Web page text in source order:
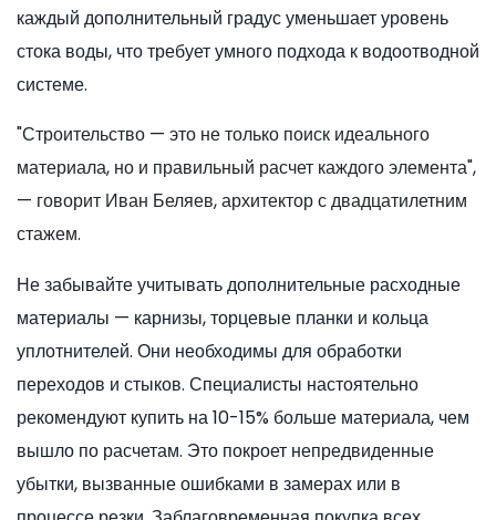
каждый дополнительный градус уменьшает уровень
стока воды, что требует умного подхода к водоотводной
системе.
"Строительство — это не только поиск идеального
материала, но и правильный расчет каждого элемента",
— говорит Иван Беляев, архитектор с двадцатилетним
стажем.
Не забывайте учитывать дополнительные расходные
материалы — карнизы, торцевые планки и кольца
уплотнителей. Они необходимы для обработки
переходов и стыков. Специалисты настоятельно
рекомендуют купить на 10-15% больше материала, чем
вышло по расчетам. Это покроет непредвиденные
убытки, вызванные ошибками в замерах или в